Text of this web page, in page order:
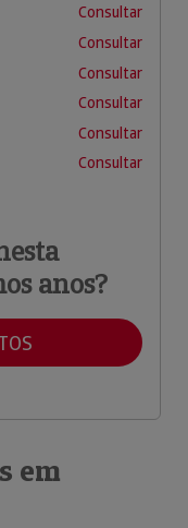
Consultar
Consultar
Consultar
Consultar
Consultar
Consultar
anos?
em